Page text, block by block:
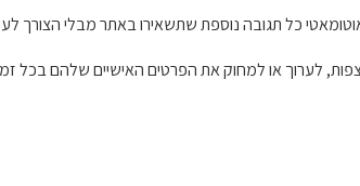
או למחוק את הפרטים האישיים שלהם בכל